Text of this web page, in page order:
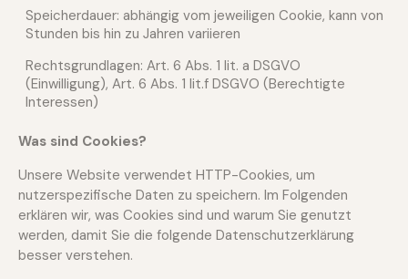
Speicherdauer: abhängig vom jeweiligen Cookie, kann von
Stunden bis hin zu Jahren variieren
Rechtsgrundlagen: Art. 6 Abs. 1 lit. a DSGVO
(Einwilligung), Art. 6 Abs. 1 lit.f DSGVO (Berechtigte
Interessen)
Was sind Cookies?
Unsere Website verwendet HTTP-Cookies, um
nutzerspezifische Daten zu speichern. Im Folgenden
erklären wir, was Cookies sind und warum Sie genutzt
werden, damit Sie die folgende Datenschutzerklärung
besser verstehen.